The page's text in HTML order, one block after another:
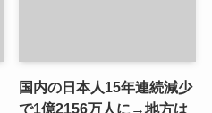
国内の日本人15年連続減少
で1億2156万人に→地方は